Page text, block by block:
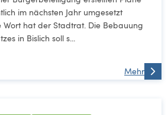
im nächsten Jahr umgesetzt
Wort hat der Stadtrat. Die Bebauung
in Bislich soll s...
Mehr